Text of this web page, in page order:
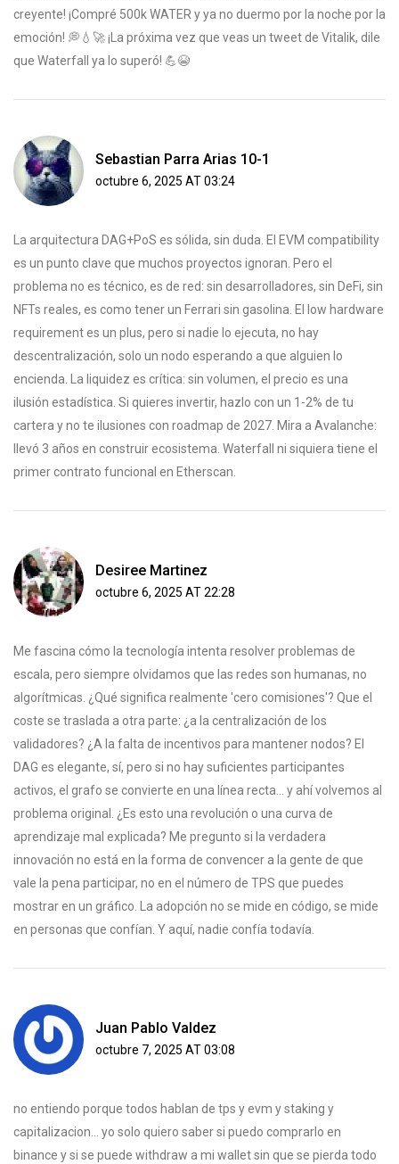
creyente! ¡Compré 500k WATER y ya no duermo por la noche por la
emoción! 💭💧🚀 ¡La próxima vez que veas un tweet de Vitalik, dile
que Waterfall ya lo superó! 💪😭
Sebastian Parra Arias 10-1
octubre 6, 2025 AT 03:24
La arquitectura DAG+PoS es sólida, sin duda. El EVM compatibility
es un punto clave que muchos proyectos ignoran. Pero el
problema no es técnico, es de red: sin desarrolladores, sin DeFi, sin
NFTs reales, es como tener un Ferrari sin gasolina. El low hardware
requirement es un plus, pero si nadie lo ejecuta, no hay
descentralización, solo un nodo esperando a que alguien lo
encienda. La liquidez es crítica: sin volumen, el precio es una
ilusión estadística. Si quieres invertir, hazlo con un 1-2% de tu
cartera y no te ilusiones con roadmap de 2027. Mira a Avalanche:
llevó 3 años en construir ecosistema. Waterfall ni siquiera tiene el
primer contrato funcional en Etherscan.
Desiree Martinez
octubre 6, 2025 AT 22:28
Me fascina cómo la tecnología intenta resolver problemas de
escala, pero siempre olvidamos que las redes son humanas, no
algorítmicas. ¿Qué significa realmente 'cero comisiones'? Que el
coste se traslada a otra parte: ¿a la centralización de los
validadores? ¿A la falta de incentivos para mantener nodos? El
DAG es elegante, sí, pero si no hay suficientes participantes
activos, el grafo se convierte en una línea recta… y ahí volvemos al
problema original. ¿Es esto una revolución o una curva de
aprendizaje mal explicada? Me pregunto si la verdadera
innovación no está en la forma de convencer a la gente de que
vale la pena participar, no en el número de TPS que puedes
mostrar en un gráfico. La adopción no se mide en código, se mide
en personas que confían. Y aquí, nadie confía todavía.
Juan Pablo Valdez
octubre 7, 2025 AT 03:08
no entiendo porque todos hablan de tps y evm y staking y
capitalizacion... yo solo quiero saber si puedo comprarlo en
binance y si se puede withdraw a mi wallet sin que se pierda todo